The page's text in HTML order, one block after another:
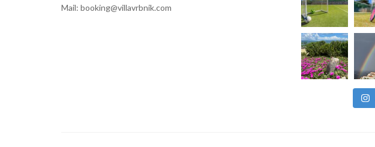
Mail: booking@villavrbnik.com